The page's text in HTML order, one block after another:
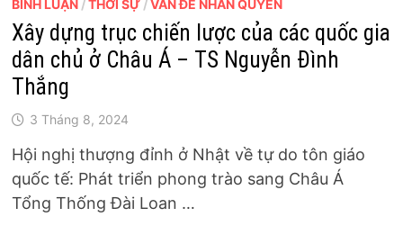
BÌNH LUẬN /THỜI SỰ /VẤN ĐỀ NHÂN QUYỀN
Xây dựng trục chiến lược của các quốc gia
dân chủ ở Châu Á – TS Nguyễn Đình
Thắng
3 Tháng 8, 2024
Hội nghị thượng đỉnh ở Nhật về tự do tôn giáo
quốc tế: Phát triển phong trào sang Châu Á
Tổng Thống Đài Loan …